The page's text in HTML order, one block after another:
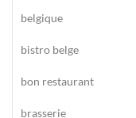
belgique
bistro belge
bon restaurant
brasserie